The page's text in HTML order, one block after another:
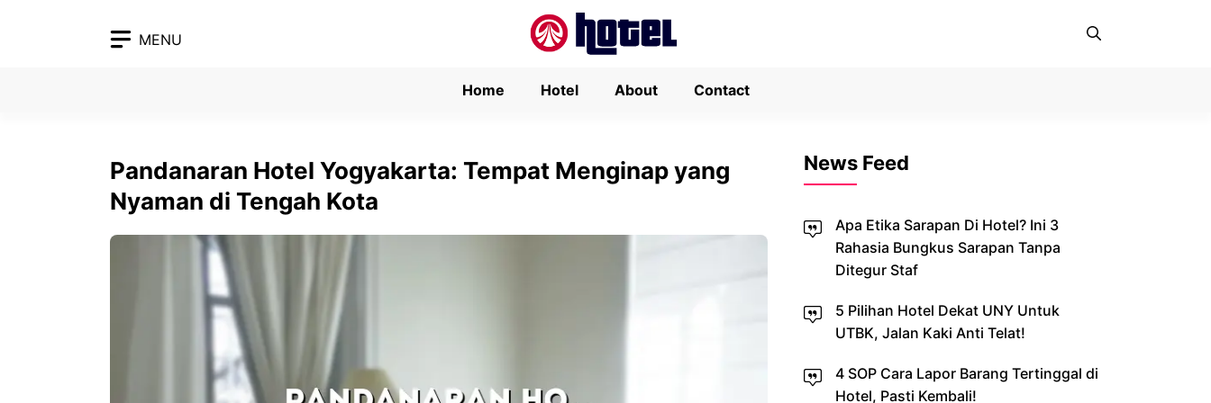
MENU
Home Hotel About Contact
Pandanaran Hotel Yogyakarta: Tempat Menginap yang
Nyaman di Tengah Kota
News Feed
Apa Etika Sarapan Di Hotel? Ini 3
Rahasia Bungkus Sarapan Tanpa
Ditegur Staf
5 Pilihan Hotel Dekat UNY Untuk
UTBK, Jalan Kaki Anti Telat!
4 SOP Cara Lapor Barang Tertinggal di
Hotel, Pasti Kembali!